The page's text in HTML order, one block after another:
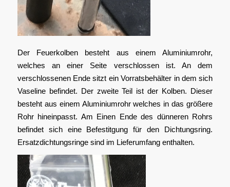
Der Feuerkolben besteht aus einem Aluminiumrohr,
welches an einer Seite verschlossen ist. An dem
verschlossenen Ende sitzt ein Vorratsbehälter in dem sich
Vaseline befindet. Der zweite Teil ist der Kolben. Dieser
besteht aus einem Aluminiumrohr welches in das größere
Rohr hineinpasst. Am Einen Ende des dünneren Rohrs
befindet sich eine Befestitgung für den Dichtungsring.
Ersatzdichtungsringe sind im Lieferumfang enthalten.